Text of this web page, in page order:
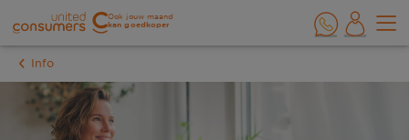
Ook jouw maand
kan goedkoper
Info